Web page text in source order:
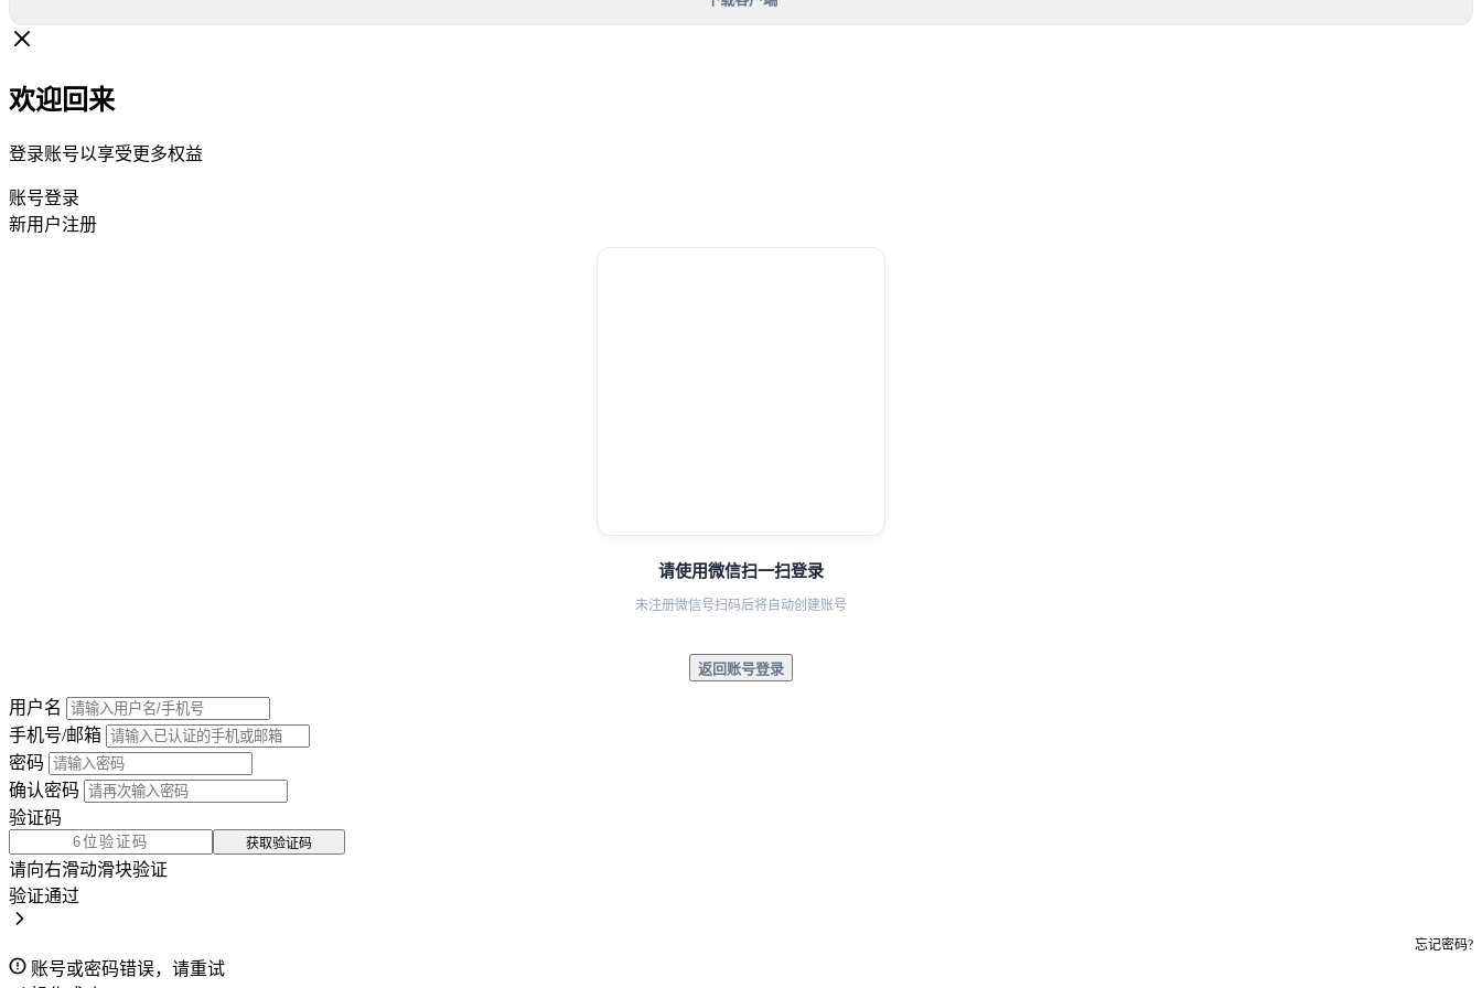
欢迎回来
登录账号以享受更多权益
账号登录
新用户注册
请使用微信扫一扫登录
未注册微信号扫码后将自动创建账号
返回账号登录
用户名
手机号/邮箱
密码
确认密码
验证码
获取验证码
请向右滑动滑块验证
验证通过
忘记密码?
账号或密码错误，请重试